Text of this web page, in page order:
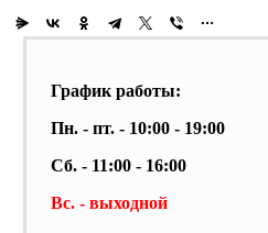
График работы:
Пн. - пт. - 10:00 - 19:00
Сб. - 11:00 - 16:00
Вс. - выходной